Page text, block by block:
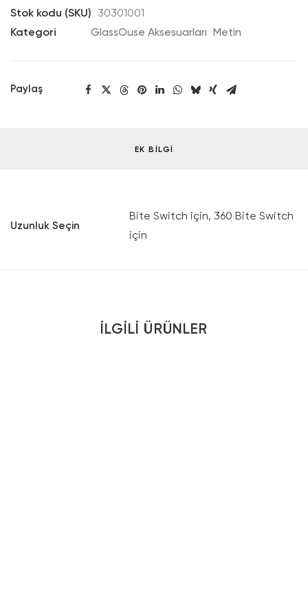
Bite
Stok kodu (SKU) 30301001
Kategori
GlassOuse Aksesuarları Metin
Paylaş
EK BILGI
Uzunluk Seçin
Bite Switch için, 360 Bite Switch
için
İLGILI ÜRÜNLER